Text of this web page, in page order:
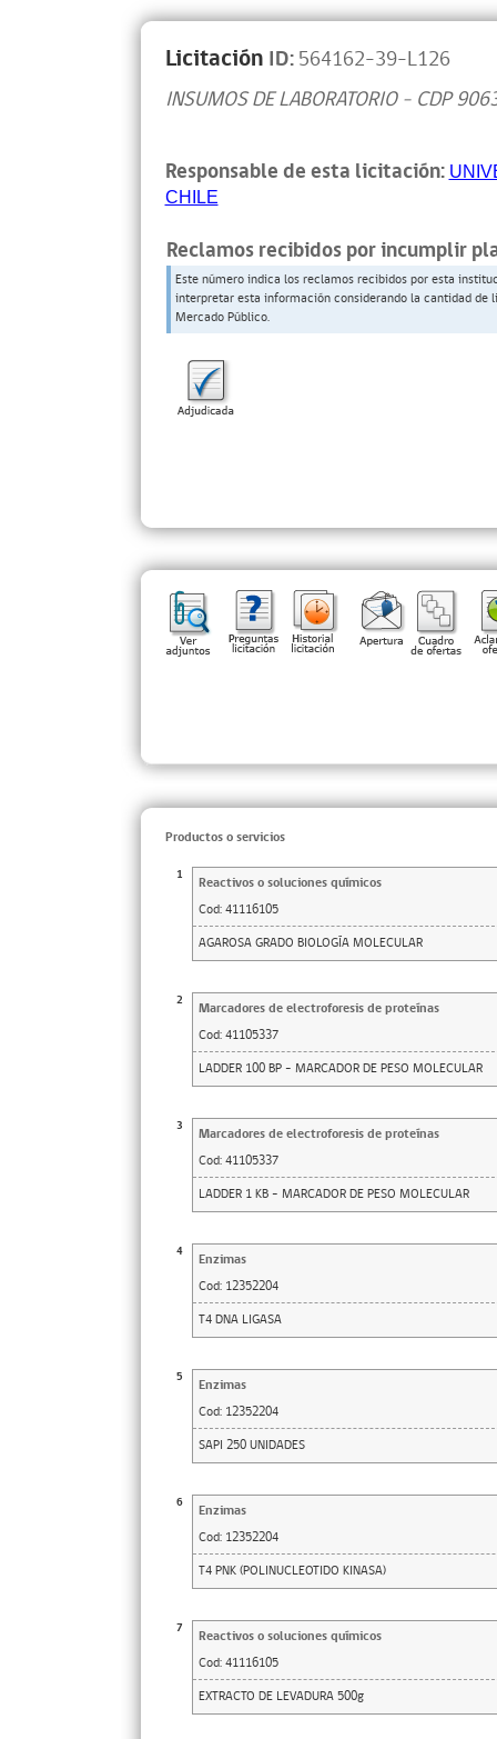
Licitación ID:564162-39-L126
INSUMOS DE LABORATORIO - CDP
Responsable de esta licitación:
CHILE
Reclamos recibidos por incumplir
Este número indica los reclamos recibidos por esta
interpretar esta información considerando la cantidad
Mercado Público.
Productos o servicios
1
Reactivos o soluciones químicos
Cod: 41116105
AGAROSA GRADO BIOLOGÍA MOLECULAR
2
Marcadores de electroforesis de proteínas
Cod: 41105337
LADDER 100 BP - MARCADOR DE PESO MOLECULAR
3
Marcadores de electroforesis de proteínas
Cod: 41105337
LADDER 1 KB - MARCADOR DE PESO MOLECULAR
4
Enzimas
Cod: 12352204
T4 DNA LIGASA
5
Enzimas
Cod: 12352204
SAPI 250 UNIDADES
6
Enzimas
Cod: 12352204
T4 PNK (POLINUCLEOTIDO KINASA)
7
Reactivos o soluciones químicos
Cod: 41116105
EXTRACTO DE LEVADURA 500g